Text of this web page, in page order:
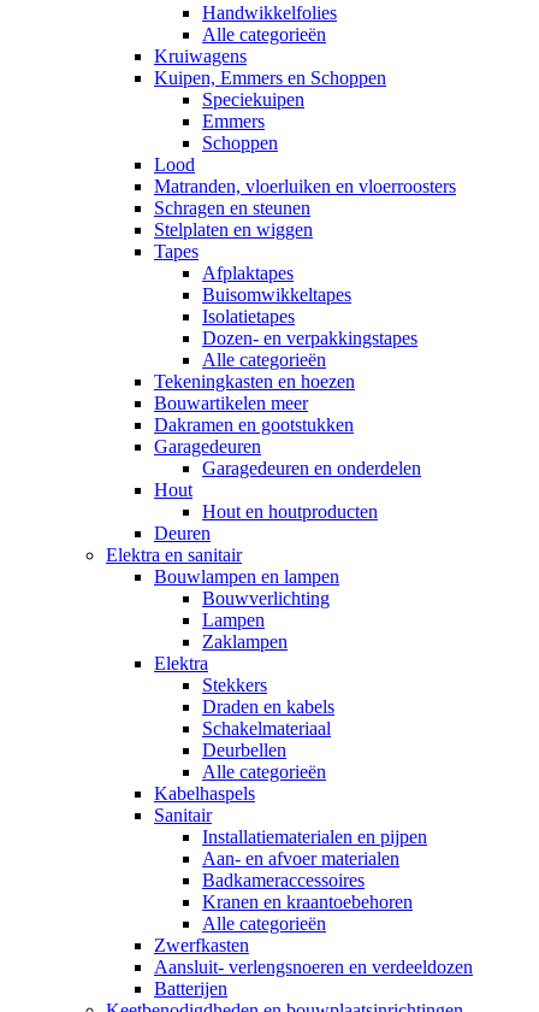
Handwikkelfolies
Alle categorieën
Kruiwagens
Kuipen, Emmers en Schoppen
Speciekuipen
Emmers
Schoppen
Lood
Matranden, vloerluiken en vloerroosters
Schragen en steunen
Stelplaten en wiggen
Tapes
Afplaktapes
Buisomwikkeltapes
Isolatietapes
Dozen- en verpakkingstapes
Alle categorieën
Tekeningkasten en hoezen
Bouwartikelen meer
Dakramen en gootstukken
Garagedeuren
Garagedeuren en onderdelen
Hout
Hout en houtproducten
Deuren
Elektra en sanitair
Bouwlampen en lampen
Bouwverlichting
Lampen
Zaklampen
Elektra
Stekkers
Draden en kabels
Schakelmateriaal
Deurbellen
Alle categorieën
Kabelhaspels
Sanitair
Installatiematerialen en pijpen
Aan- en afvoer materialen
Badkameraccessoires
Kranen en kraantoebehoren
Alle categorieën
Zwerfkasten
Aansluit- verlengsnoeren en verdeeldozen
Batterijen